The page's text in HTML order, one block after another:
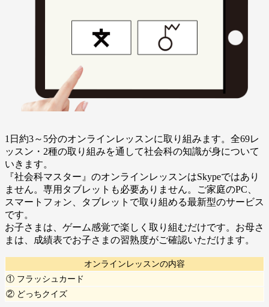
1日約3～5分のオンラインレッスンに取り組みます。全69レ
ッスン・2種の取り組みを通して社会科の知識が身について
いきます。
『社会科マスター』のオンラインレッスンはSkypeではあり
ません。専用タブレットも必要ありません。ご家庭のPC、
スマートフォン、タブレットで取り組める最新型のサービス
です。
お子さまは、ゲーム感覚で楽しく取り組むだけです。お母さ
まは、成績表でお子さまの習熟度がご確認いただけます。
オンラインレッスンの内容
① フラッシュカード
② どっちクイズ